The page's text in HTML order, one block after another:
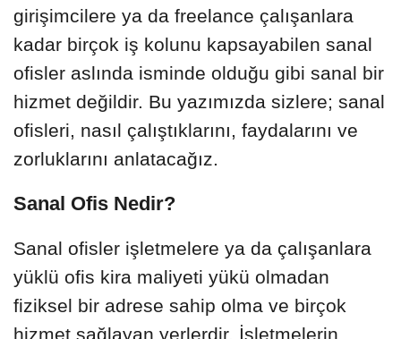
girişimcilere ya da freelance çalışanlara
kadar birçok iş kolunu kapsayabilen sanal
ofisler aslında isminde olduğu gibi sanal bir
hizmet değildir. Bu yazımızda sizlere; sanal
ofisleri, nasıl çalıştıklarını, faydalarını ve
zorluklarını anlatacağız.
Sanal Ofis Nedir?
Sanal ofisler işletmelere ya da çalışanlara
yüklü ofis kira maliyeti yükü olmadan
fiziksel bir adrese sahip olma ve birçok
hizmet sağlayan yerlerdir. İşletmelerin